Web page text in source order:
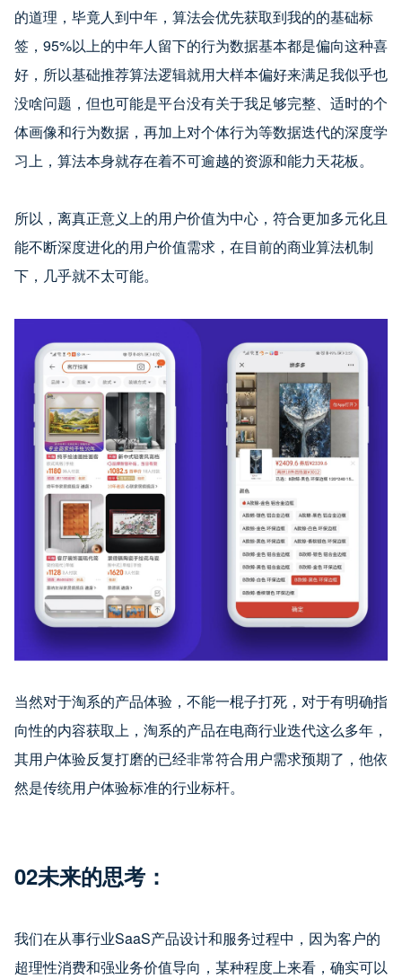
的道理，毕竟人到中年，算法会优先获取到我的的基础标
签，95%以上的中年人留下的行为数据基本都是偏向这种喜
好，所以基础推荐算法逻辑就用大样本偏好来满足我似乎也
没啥问题，但也可能是平台没有关于我足够完整、适时的个
体画像和行为数据，再加上对个体行为等数据迭代的深度学
习上，算法本身就存在着不可逾越的资源和能力天花板。
所以，离真正意义上的用户价值为中心，符合更加多元化且
能不断深度进化的用户价值需求，在目前的商业算法机制
下，几乎就不太可能。
当然对于淘系的产品体验，不能一棍子打死，对于有明确指
向性的内容获取上，淘系的产品在电商行业迭代这么多年，
其用户体验反复打磨的已经非常符合用户需求预期了，他依
然是传统用户体验标准的行业标杆。
02未来的思考：
我们在从事行业SaaS产品设计和服务过程中，因为客户的
超理性消费和强业务价值导向，某种程度上来看，确实可以